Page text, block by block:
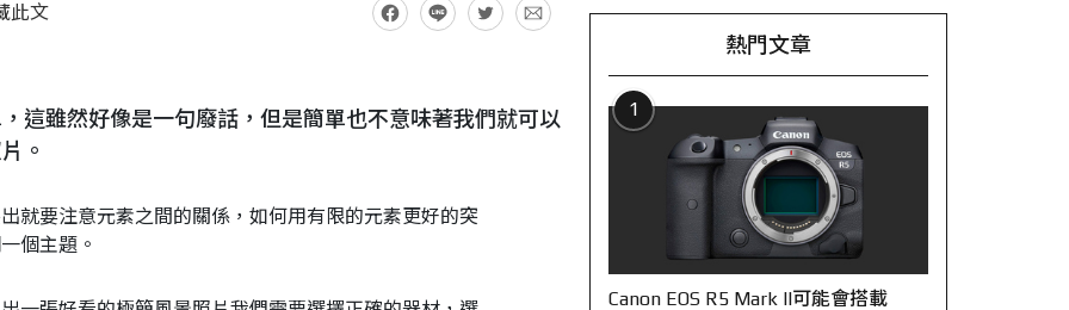
此文
這雖然好像是一句廢話，但是簡單也不意味著我們就可以
。
就要注意元素之間的關係，如何用有限的元素更好的突
個主題。
熱門文章
1
Canon EOS R5 Mark II可能會搭載